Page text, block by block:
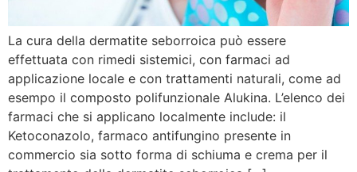
La cura della dermatite seborroica può essere
effettuata con rimedi sistemici, con farmaci ad
applicazione locale e con trattamenti naturali, come ad
esempo il composto polifunzionale Alukina. L’elenco dei
farmaci che si applicano localmente include: il
Ketoconazolo, farmaco antifungino presente in
commercio sia sotto forma di schiuma e crema per il